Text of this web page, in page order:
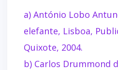
a) António Lobo
elefante, Lisboa,
Quixote, 2004.
b) Carlos Drummond